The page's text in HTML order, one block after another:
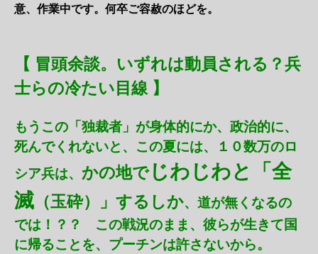
意、作業中です。何卒ご容赦のほどを。
【 冒頭余談。いずれは動員される？兵
士らの冷たい目線 】
もうこの「独裁者」が身体的にか、政治的に、
死んでくれないと、この夏には、１０数万のロ
シア兵は、 かの地でじわじわと「全
滅 （玉砕）」するしか、道が無くなるの
では！？？ この戦況のまま、彼らが生きて国
に帰ることを、プーチンは許さないから。